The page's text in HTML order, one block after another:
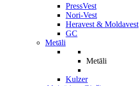
PressVest
Nori-Vest
Heravest & Moldavest
GC
Metāli
Metāli
Kulzer